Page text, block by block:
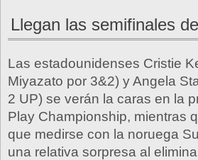
Llegan las semifinales
Las estadounidenses Cristie
Miyazato por 3&2) y Angela
2 UP) se verán la caras en la
Play Championship, mientras
que medirse con la noruega
una relativa sorpresa al